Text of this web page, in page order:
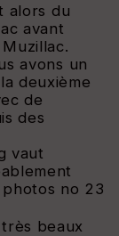
alors du
avant
avons un
deuxième
de
des
vaut
no 23
beaux